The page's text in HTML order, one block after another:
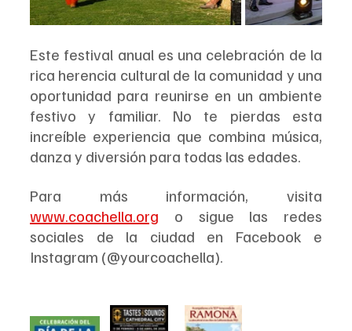
Este festival anual es una celebración de la
rica herencia cultural de la comunidad y una
oportunidad para reunirse en un ambiente
festivo y familiar. No te pierdas esta
increíble experiencia que combina música,
danza y diversión para todas las edades.
www.coachella.org o sigue las redes
sociales de la ciudad en Facebook e
Instagram (@yourcoachella).